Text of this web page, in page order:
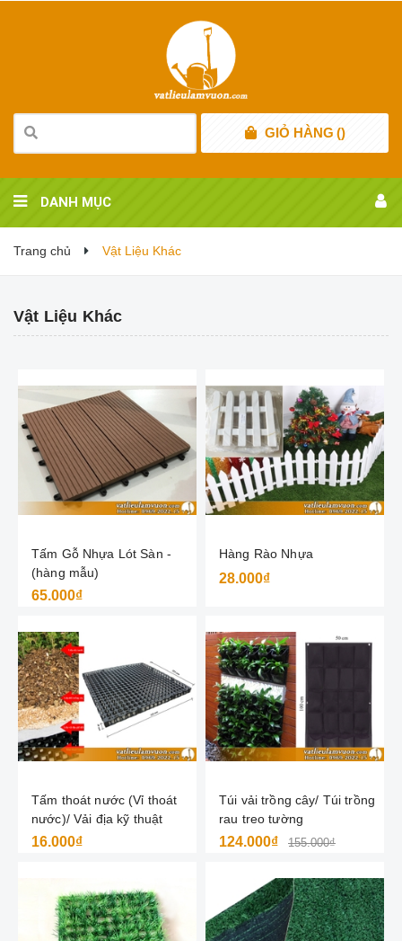
GIỎ HÀNG ()
DANH MỤC
Trang chủ Vật Liệu Khác
Vật Liệu Khác
Tấm Gỗ Nhựa Lót Sàn -
(hàng mẫu)
65.000₫
Hàng Rào Nhựa
28.000₫
Tấm thoát nước (Vỉ thoát
nước)/ Vải địa kỹ thuật
16.000₫
Túi vải trồng cây/ Túi trồng
rau treo tường
124.000₫ 155.000₫